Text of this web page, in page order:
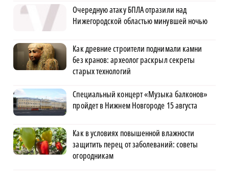
Очередную атаку БПЛА отразили над
Нижегородской областью минувшей ночью
Как древние строители поднимали камни
без кранов: археолог раскрыл секреты
старых технологий
Специальный концерт «Музыка балконов»
пройдет в Нижнем Новгороде 15 августа
Как в условиях повышенной влажности
защитить перец от заболеваний: советы
огородникам